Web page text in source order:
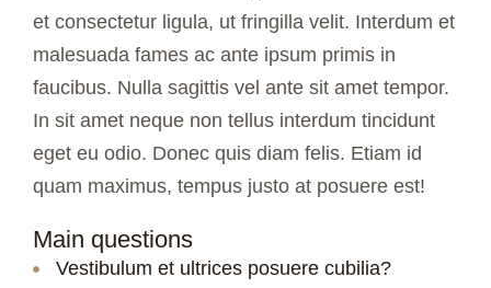
et consectetur ligula, ut fringilla velit. Interdum et
malesuada fames ac ante ipsum primis in
faucibus. Nulla sagittis vel ante sit amet tempor.
In sit amet neque non tellus interdum tincidunt
eget eu odio. Donec quis diam felis. Etiam id
quam maximus, tempus justo at posuere est!
Main questions
Vestibulum et ultrices posuere cubilia?